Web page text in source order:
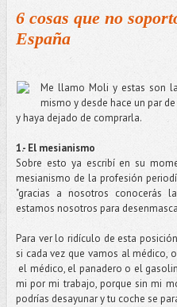
6 cosas que no
España
Me llamo Moli y estas son
mismo y desde hace un par
y haya dejado de comprarla.
1.- El mesianismo
Sobre esto ya escribí en su
mesianismo de la profesión
"gracias a nosotros conocerás
estamos nosotros para
Para ver lo ridículo de esta
si cada vez que vamos al médico,
el médico, el panadero o el
mi por mi trabajo, porque sin mi
podrías desayunar y tu coche se